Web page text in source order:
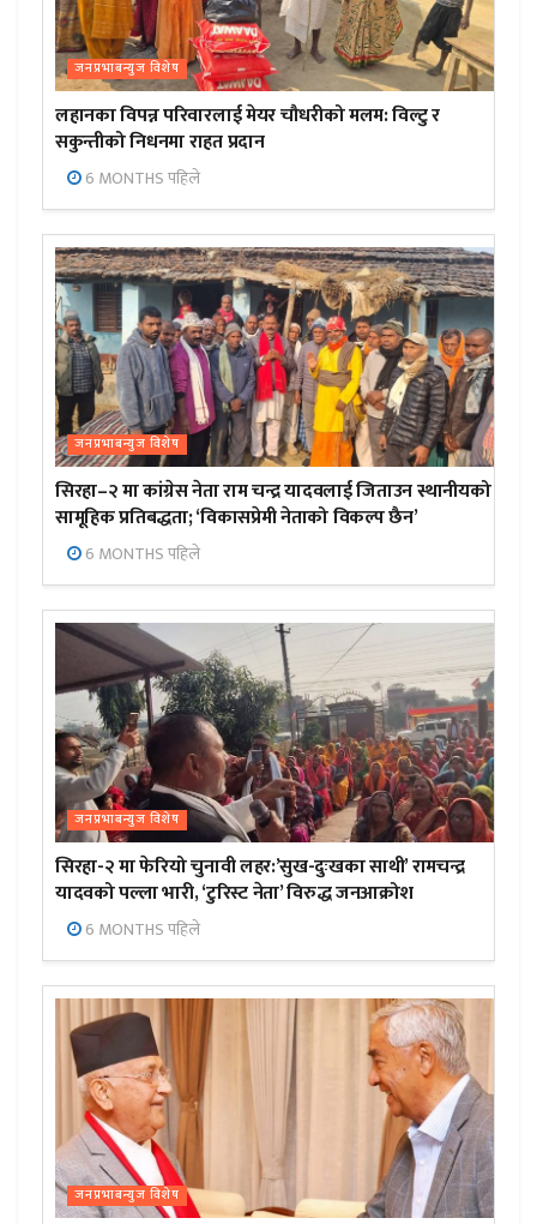
जनप्रभाबन्युज विशेष
लहानका विपन्न परिवारलाई मेयर चौधरीको मलम: विल्टु र
सकुन्तीको निधनमा राहत प्रदान
6 MONTHS पहिले
जनप्रभाबन्युज विशेष
सिरहा–२ मा कांग्रेस नेता राम चन्द्र यादवलाई जिताउन स्थानीयको
सामूहिक प्रतिबद्धता; ‘विकासप्रेमी नेताको विकल्प छैन’
6 MONTHS पहिले
जनप्रभाबन्युज विशेष
सिरहा-२ मा फेरियो चुनावी लहर:’सुख-दुःखका साथी’ रामचन्द्र
यादवको पल्ला भारी, ‘टुरिस्ट नेता’ विरुद्ध जनआक्रोश
6 MONTHS पहिले
जनप्रभाबन्युज विशेष